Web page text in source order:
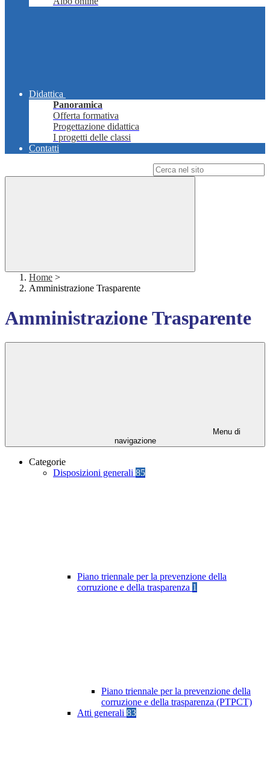
Didattica
Panoramica
Offerta formativa
Progettazione didattica
I progetti delle classi
Contatti
Home >
Amministrazione Trasparente
Amministrazione Trasparente
Menu di
navigazione
Categorie
Disposizioni generali 85
Piano triennale per la prevenzione della
corruzione e della trasparenza 1
Piano triennale per la prevenzione della
corruzione e della trasparenza (PTPCT)
Atti generali 83